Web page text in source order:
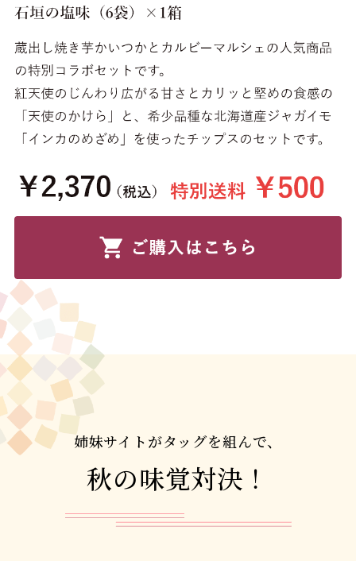
姉妹サイトがタッグを組んで、
秋の味覚対決！